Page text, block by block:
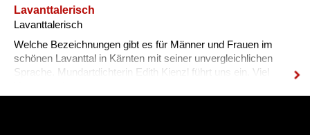
Natur und Landwirtschaft
Lavanttalerisch
Lavanttalerisch
Welche Bezeichnungen gibt es für Männer und Frauen im
schönen Lavanttal in Kärnten mit seiner unvergleichlichen
Sprache. Mundartdichterin Edith Kienzl führt uns ein. Viel